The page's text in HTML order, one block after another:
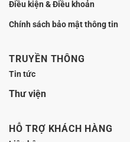
Điều kiện & Điều khoản
Chính sách bảo mật thông tin
TRUYỀN THÔNG
Tin tức
Thư viện
HỖ TRỢ KHÁCH HÀNG